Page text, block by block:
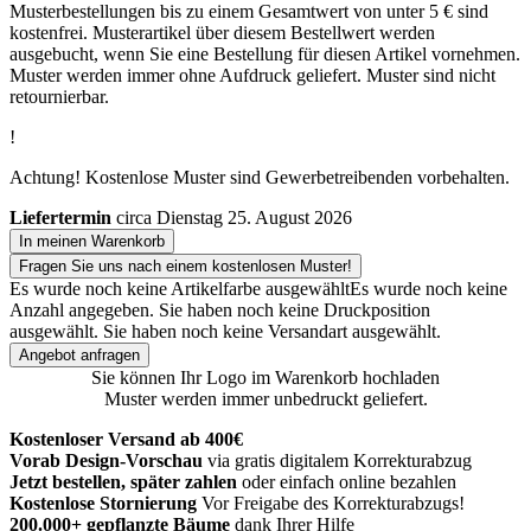
Musterbestellungen bis zu einem Gesamtwert von unter 5 € sind
kostenfrei. Musterartikel über diesem Bestellwert werden
ausgebucht, wenn Sie eine Bestellung für diesen Artikel vornehmen.
Muster werden immer ohne Aufdruck geliefert. Muster sind nicht
retournierbar.
!
Achtung! Kostenlose Muster sind Gewerbetreibenden vorbehalten.
Liefertermin circa Dienstag 25. August 2026
In meinen Warenkorb
Fragen Sie uns nach einem kostenlosen Muster!
Es wurde noch keine Artikelfarbe ausgewähltEs wurde noch keine
Anzahl angegeben. Sie haben noch keine Druckposition
ausgewählt. Sie haben noch keine Versandart ausgewählt.
Angebot anfragen
Sie können Ihr Logo im Warenkorb hochladen
Muster werden immer unbedruckt geliefert.
Kostenloser Versand ab 400€
Vorab Design-Vorschau via gratis digitalem Korrekturabzug
Jetzt bestellen, später zahlen oder einfach online bezahlen
Kostenlose Stornierung Vor Freigabe des Korrekturabzugs!
200.000+ gepflanzte Bäume dank Ihrer Hilfe